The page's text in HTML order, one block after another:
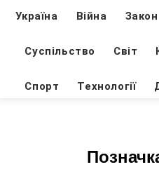
Україна Війна Закон
Суспільство Світ
Спорт Технології